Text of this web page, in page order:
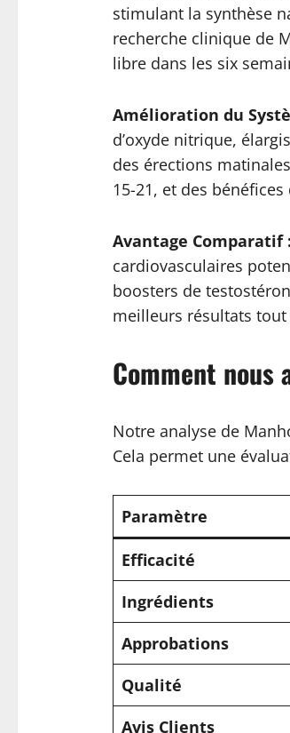
stimulant la synthèse
recherche clinique de
libre dans les six
Amélioration du
d’oxyde nitrique,
des érections
15-21, et des
Avantage Comparatif :
cardiovasculaires
boosters de
meilleurs résultats
Comment nous
Notre analyse de
Cela permet une
Paramètre
Efficacité
Ingrédients
Approbations
Qualité
Avis Clients